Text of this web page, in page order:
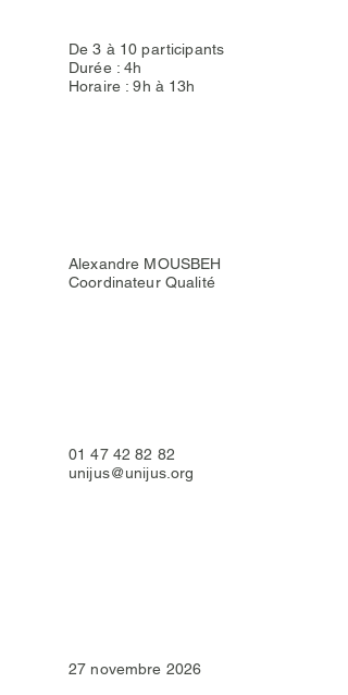
De 3 à 10 participants
Durée : 4h
Horaire : 9h à 13h
Alexandre MOUSBEH
Coordinateur Qualité
01 47 42 82 82
unijus@unijus.org
27 novembre 2026